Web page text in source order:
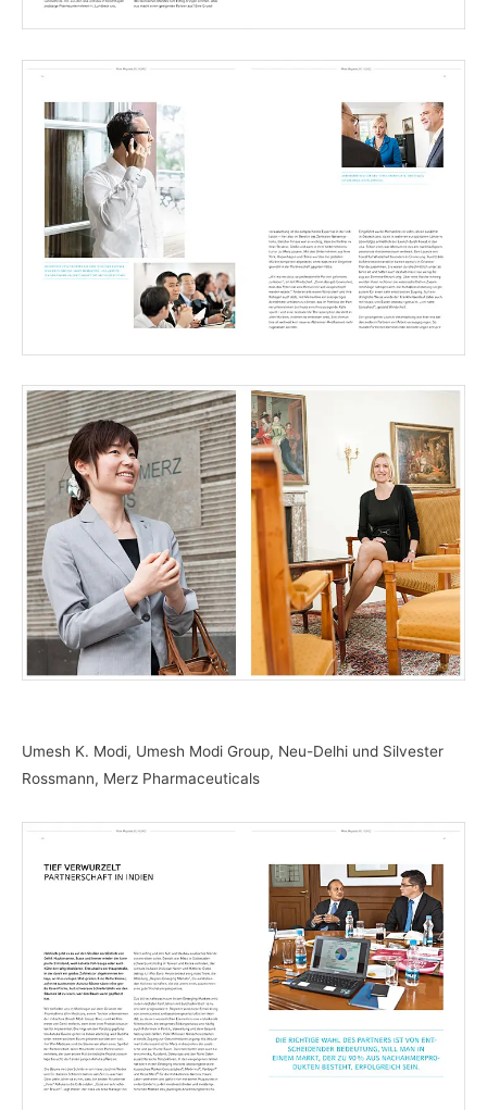
Umesh K. Modi, Umesh Modi Group, Neu-Delhi und Silvester
Rossmann, Merz Pharmaceuticals